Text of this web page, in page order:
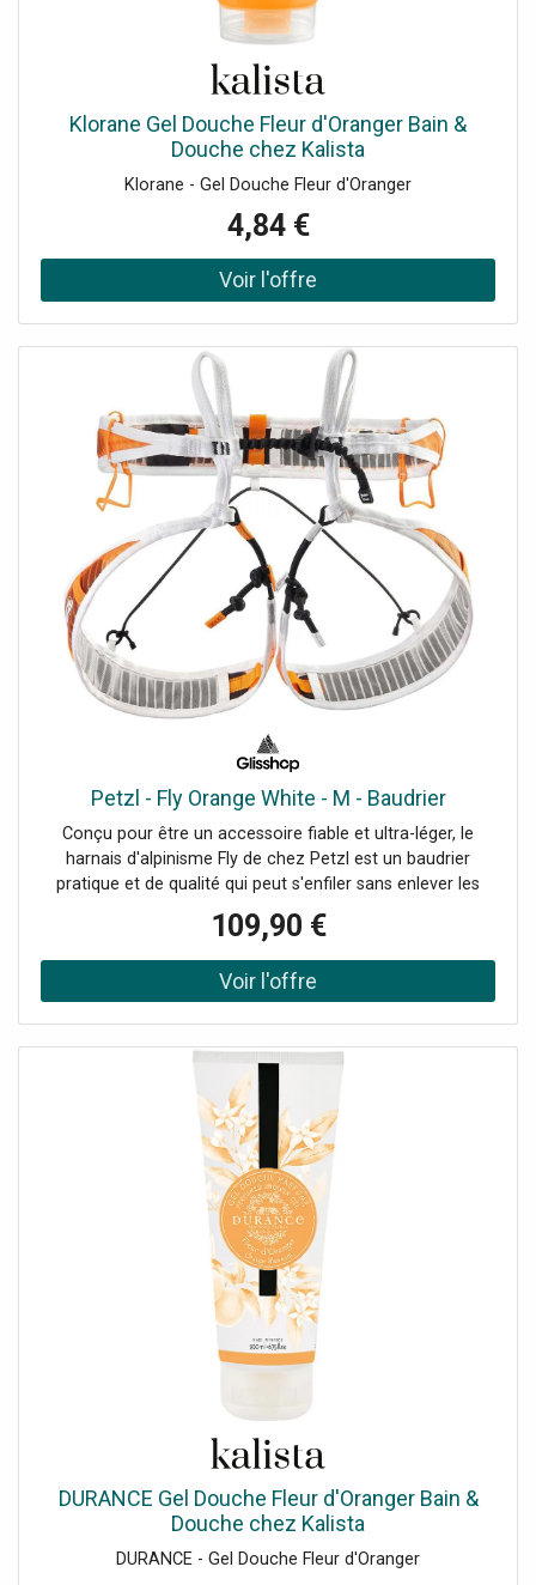
Le micro unique et l'amplificateur analogique embarqué
délivrent un grain expressif, typé VOX, avec un contrôle de
gain précis et un boost pour pousser la dynamique. Les
traitements intégrés (chorus, tremolo, delay, reverb)
enrichissent la palette sonore sans pédalier. Le corps en
peuplier, le manche en érable et la touche en purple heart
apportent attaque, clarté et sustain, tandis que le haut-
parleur omnidirectionnel conserve une diffusion
équilibrée, même hors axe. Accessoires compatibles
recommandés Pour préserver le confort et la longévité de
l'instrument, optez pour : jeux de cordes électriques 6-
cordes en tirant léger à moyen (9-42 ou 10-46), piles AA
votre attaque. La housse de transport est fournie.
Caractéristiques techniques Corps * Corps : peuplier *
Couleur : " Apache Orange "Manche * Manche : érable *
Touche : purple heart * Diapason : 24,0" / 610 mm *
Nombre de frettes : 23Accastillage * Accastillage :
chroméÉlectronique * Catégorie : électrique 6-cordes *
Nombre de micros : 1 * Amplificateur analogique intégré
(voicing typé VOX) * Contrôles guitare : GAIN, BOOST
on/off, TONE, VOLUME * Boîte à rythmes : 33 patterns /
11 genres (ROCK, METAL, POP, BLUES, FUNK, R&B,; JAZZ,
LATIN, DANCE, 3/5/7, METRO) * Contrôles rythme :
START/STOP, GENRE, VARIATIONS, TEMPO, LEVEL *
Effets intégrés : TAP, EFFECT (CHORUS, TREMOLO, DELAY,
REVERB) * Haut-parleur : Tectonic Audio 4,6 cm (1,81") x1
+ 2 radiateurs passifsDivers * Alimentation : 6 piles AA *
Housse/étui : housse * Accessoires inclus : housse de
transport, clé de réglage, sangle
Klorane Gel Douche Fleur d'Oranger Bain &
Douche chez Kalista
Klorane - Gel Douche Fleur d'Oranger
4,84 €
Petzl - Fly Orange White - M - Baudrier
Conçu pour être un accessoire fiable et ultra-léger, le
harnais d'alpinisme Fly de chez Petzl est un baudrier
pratique et de qualité qui peut s'enfiler sans enlever les
chaussures ou les skis.
109,90 €
DURANCE Gel Douche Fleur d'Oranger Bain &
Douche chez Kalista
DURANCE - Gel Douche Fleur d'Oranger